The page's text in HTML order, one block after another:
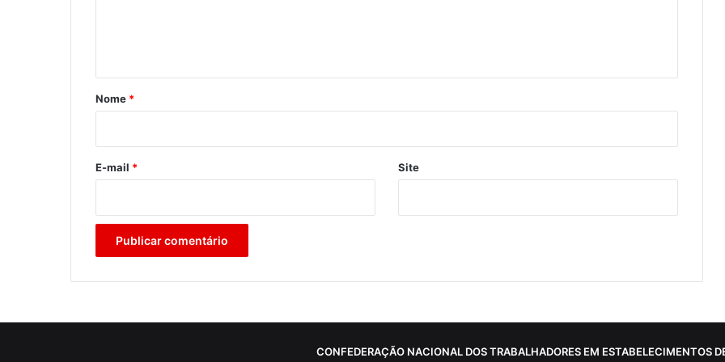
r
*
Nome *
E-mail * Site
CONFEDERAÇÃO NACIONAL DOS TRABALHADORES EM ESTABELECIMENTOS